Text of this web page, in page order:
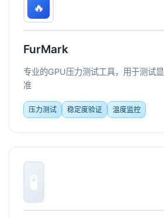
🔥
FurMark
专业的GPU压力测试工具，用于测试
准
压力测试 稳定度验证 温度监控